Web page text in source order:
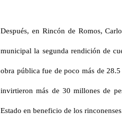
Después, en Rincón de Romos,
municipal la segunda rendición de
obra pública fue de poco más de
invirtieron más de 30 millones de
Estado en beneficio de los